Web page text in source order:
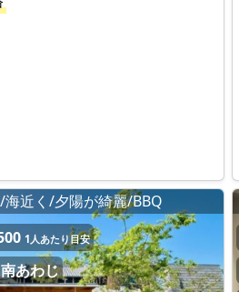
海近く/夕陽が綺麗/BBQ
1人あたり目安
あわじ